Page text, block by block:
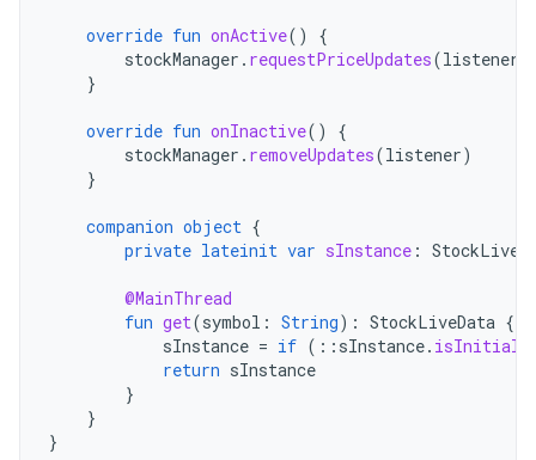
override fun onActive()
{
stockManager . requestPriceUpdates(listener
}
override fun onInactive()
{
stockManager . removeUpdates(listener)
}
companion object {
private lateinit var sInstance :
@MainThread
fun get(symbol : String): StockLiveData {
sInstance = if ( :: sInstance.
return sInstance
}
}
}